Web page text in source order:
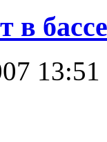
13:51